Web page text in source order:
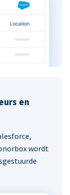
en
wordt